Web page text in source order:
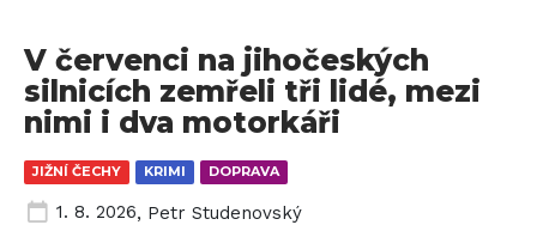
JIŽNÍ ČECHY KRIMI DOPRAVA
V červenci na jihočeských
silnicích zemřeli tři lidé, mezi
nimi i dva motorkáři
1. 8. 2026, Petr Studenovský